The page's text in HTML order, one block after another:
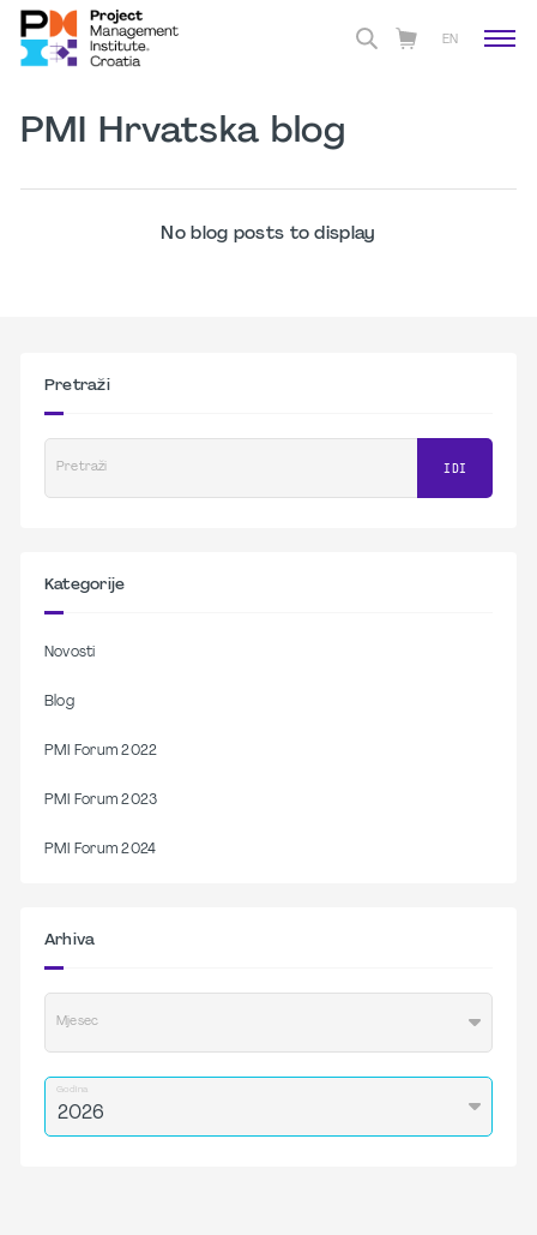
EN
PMI Hrvatska blog
No blog posts to display
Pretraži
Pretraži IDI
Kategorije
Novosti
Blog
PMI Forum 2022
PMI Forum 2023
PMI Forum 2024
Arhiva
Mjesec
Godina